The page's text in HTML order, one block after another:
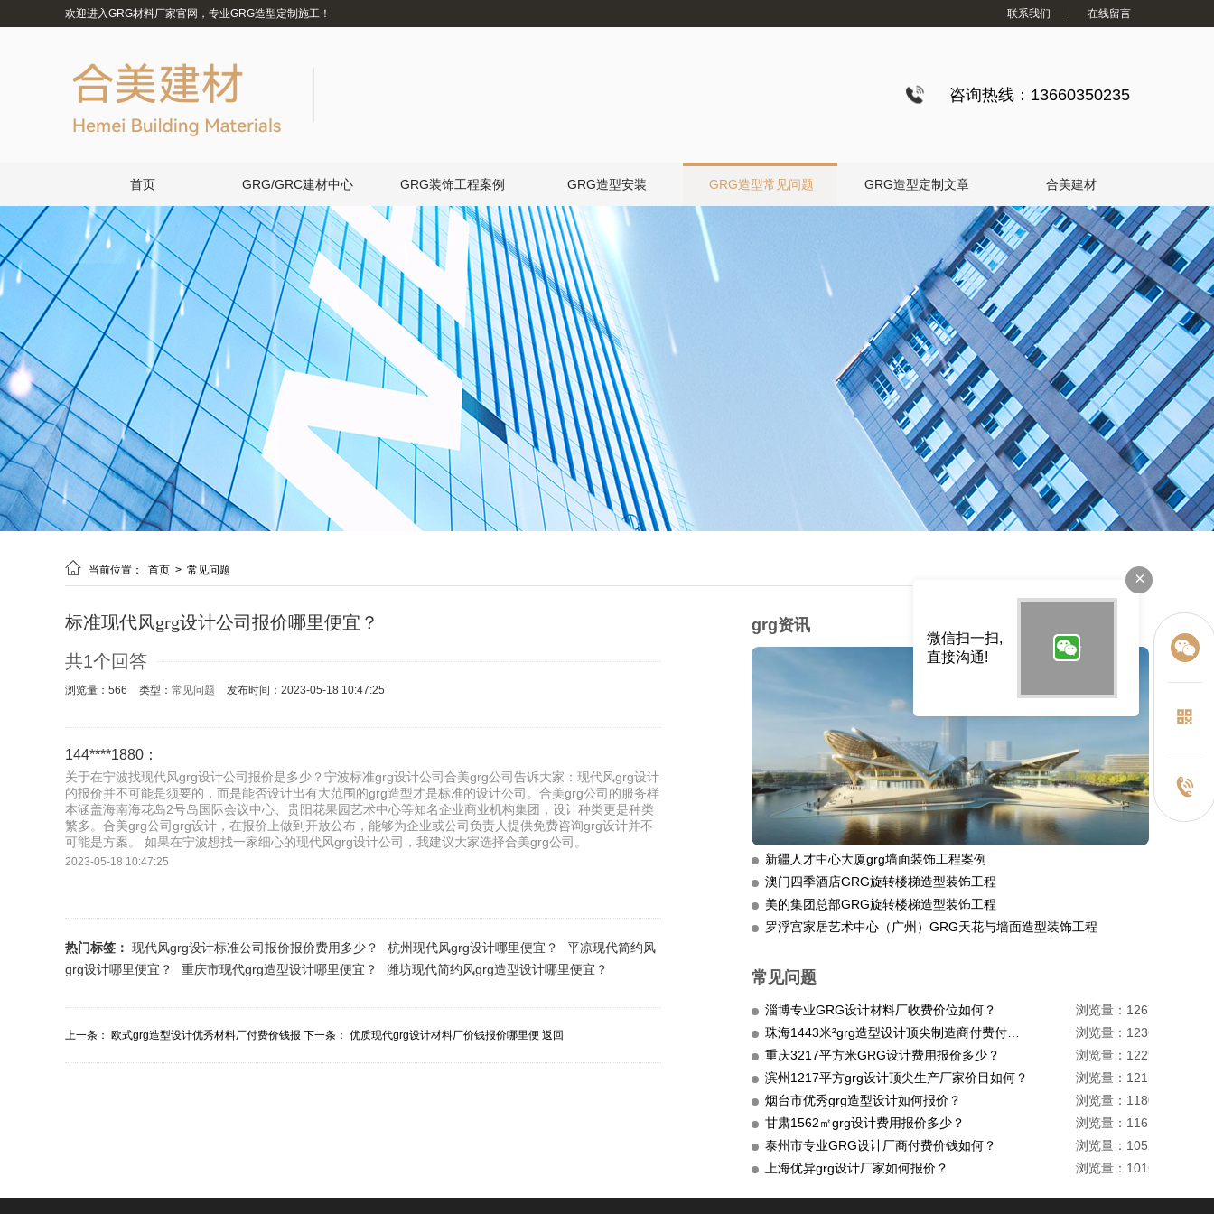
欢迎进入GRG材料厂家官网，专业GRG造型定制施工！ 联系我们 在线留言
咨询热线：13660350235
首页 GRG/GRC建材中心 GRG装饰工程案例 GRG造型安装 GRG造型常见问题 GRG造型定制文章 合美建材
 当前位置： 首页 > 常见问题
标准现代风grg设计公司报价哪里便宜？
共1个回答
浏览量：566 类型： 常见问题 发布时间：2023-05-18 10:47:25
144****1880：
关于在宁波找现代风grg设计公司报价是多少？宁波标准grg设计公司合美grg公司告诉大家：现代风grg设计
的报价并不可能是须要的，而是能否设计出有大范围的grg造型才是标准的设计公司。合美grg公司的服务样
本涵盖海南海花岛2号岛国际会议中心、贵阳花果园艺术中心等知名企业商业机构集团，设计种类更是种类
繁多。合美grg公司grg设计，在报价上做到开放公布，能够为企业或公司负责人提供免费咨询grg设计并不
可能是方案。 如果在宁波想找一家细心的现代风grg设计公司，我建议大家选择合美grg公司。
2023-05-18 10:47:25
热门标签： 现代风grg设计标准公司报价报价费用多少？ 杭州现代风grg设计哪里便宜？
平凉现代简约风
grg设计哪里便宜？
重庆市现代grg造型设计哪里便宜？ 潍坊现代简约风grg造型设计哪里便宜？
上一条： 欧式grg造型设计优秀材料厂付费价钱报 下一条： 优质现代grg设计材料厂价钱报价哪里便 返回
grg资讯
新疆人才中心大厦grg墙面装饰工程案例
澳门四季酒店GRG旋转楼梯造型装饰工程
美的集团总部GRG旋转楼梯造型装饰工程
罗浮宫家居艺术中心（广州）GRG天花与墙面造型装饰工程
常见问题
淄博专业GRG设计材料厂收费价位如何？
浏览量：1267
浏览量：1236
重庆3217平方米GRG设计费用报价多少？
浏览量：1229
滨州1217平方grg设计顶尖生产厂家价目如何？
浏览量：1215
烟台市优秀grg造型设计如何报价？
浏览量：1180
甘肃1562㎡grg设计费用报价多少？
浏览量：1161
泰州市专业GRG设计厂商付费价钱如何？
浏览量：1052
上海优异grg设计厂家如何报价？
浏览量：1016
×
微信扫一扫,
直接沟通!